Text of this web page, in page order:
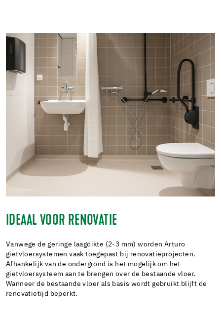
IDEAAL VOOR RENOVATIE
Vanwege de geringe laagdikte (2-3 mm) worden Arturo
gietvloersystemen vaak toegepast bij renovatieprojecten.
Afhankelijk van de ondergrond is het mogelijk om het
gietvloersysteem aan te brengen over de bestaande vloer.
Wanneer de bestaande vloer als basis wordt gebruikt blijft de
renovatietijd beperkt.